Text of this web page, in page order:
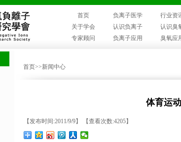
首页 负离子医学 行业资
关于学会
认识负离子 认识臭
专家顾问
负离子应用 臭氧应
首页>>新闻中心
体育运
【发布时间:2011/9/9】 【查看次数:4205】